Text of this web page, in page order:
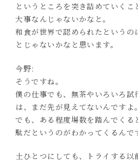
というところを突き詰めていくこ
大事なんじゃないかなと。
和食が世界で認められたというの
とじゃないかなと思います。
今野:
そうですね。
僕の仕事でも、無茶やいろいろ試
は、まだ先が見えてないんですよ。
でも、ある程度場数を踏んでくる
駄だというのがわかってくるんで
土ひとつにしても、トライする以